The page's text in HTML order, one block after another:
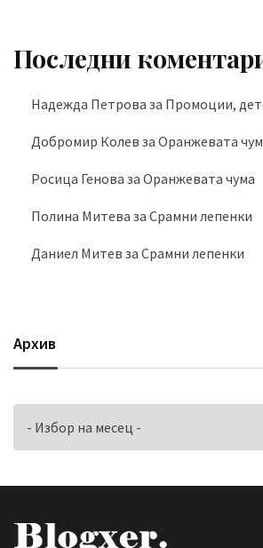
Последни
Надежда Петрова за Промоции,
Добромир Колев за Оранжевата
Росица Генова за Оранжевата чума
Полина Митева за Срамни лепенки
Даниел Митев за Срамни лепенки
Архив
Архив